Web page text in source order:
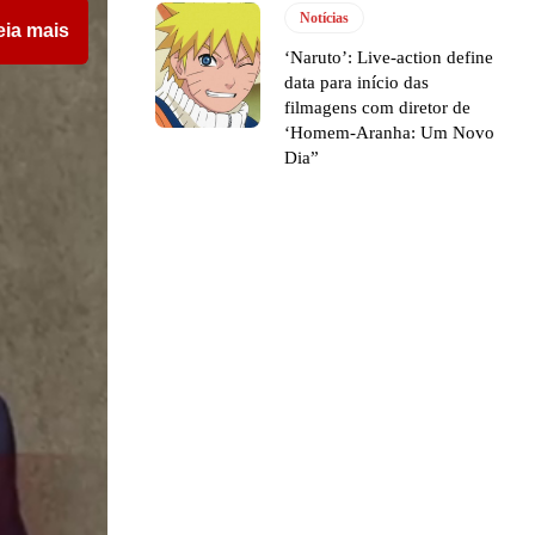
mais
Notícias
‘Naruto’: Live-action define
data para início das
filmagens com diretor de
‘Homem-Aranha: Um Novo
Dia”